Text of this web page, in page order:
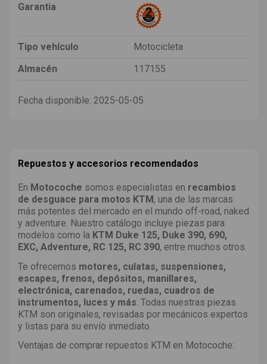
Garantia
Tipo vehículo
Motocicleta
Almacén
117155
Fecha disponible: 2025-05-05
Repuestos y accesorios recomendados
En Motocoche somos especialistas en recambios
de desguace para motos KTM, una de las marcas
más potentes del mercado en el mundo off-road, naked
y adventure. Nuestro catálogo incluye piezas para
modelos como la KTM Duke 125, Duke 390, 690,
EXC, Adventure, RC 125, RC 390, entre muchos otros.
Te ofrecemos motores, culatas, suspensiones,
escapes, frenos, depósitos, manillares,
electrónica, carenados, ruedas, cuadros de
instrumentos, luces y más . Todas nuestras piezas
KTM son originales, revisadas por mecánicos expertos
y listas para su envío inmediato.
Ventajas de comprar repuestos KTM en Motocoche: